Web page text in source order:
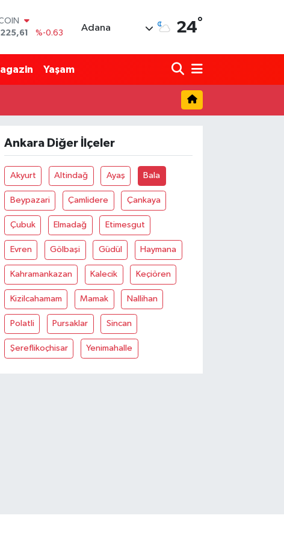
%-0.63
ALTIN
%70
Adana 24°
Yaşam
Ankara Diğer İlçeler
Akyurt Altindağ Ayaş Bala
Beypazari Çamlidere Çankaya
Çubuk Elmadağ Etimesgut
Evren Gölbaşi Güdül Haymana
Kahramankazan Kalecik Keçiören
Kizilcahamam Mamak Nallihan
Polatli Pursaklar Sincan
Şereflikoçhisar Yenimahalle